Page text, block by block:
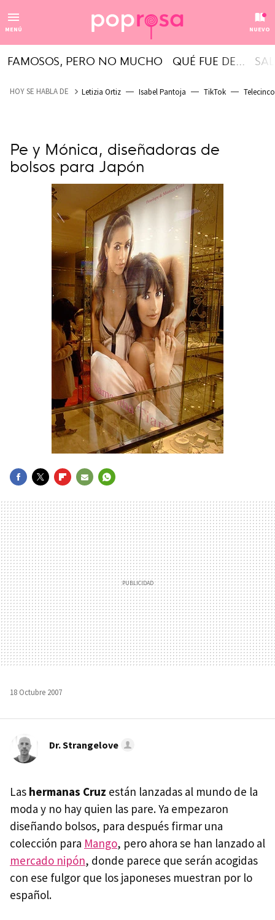
MENÚ NUEVO
FAMOSOS, PERO NO MUCHO QUÉ FUE DE...
HOY SE HABLA DE Letizia Ortiz Isabel Pantoja TikTok Telecinco
Pe y Mónica, diseñadoras de
bolsos para Japón
MAIL
18 Octubre 2007
Dr. Strangelove
Las hermanas Cruz están lanzadas al mundo de la
moda y no hay quien las pare. Ya empezaron
diseñando bolsos, para después firmar una
colección para Mango, pero ahora se han lanzado al
mercado nipón, donde parece que serán acogidas
con ese fulgor que los japoneses muestran por lo
español.